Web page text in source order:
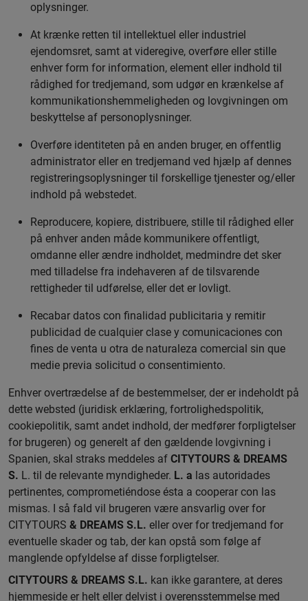
oplysninger.
At krænke retten til intellektuel eller industriel
ejendomsret, samt at videregive, overføre eller stille
enhver form for information, element eller indhold til
rådighed for tredjemand, som udgør en krænkelse af
kommunikationshemmeligheden og lovgivningen om
beskyttelse af personoplysninger.
Overføre identiteten på en anden bruger, en offentlig
administrator eller en tredjemand ved hjælp af dennes
registreringsoplysninger til forskellige tjenester og/eller
indhold på webstedet.
Reproducere, kopiere, distribuere, stille til rådighed eller
på enhver anden måde kommunikere offentligt,
omdanne eller ændre indholdet, medmindre det sker
med tilladelse fra indehaveren af de tilsvarende
rettigheder til udførelse, eller det er lovligt.
Recabar datos con finalidad publicitaria y remitir
publicidad de cualquier clase y comunicaciones con
fines de venta u otra de naturaleza comercial sin que
medie previa solicitud o consentimiento.
Enhver overtrædelse af de bestemmelser, der er indeholdt på
dette websted (juridisk erklæring, fortrolighedspolitik,
cookiepolitik, samt andet indhold, der medfører forpligtelser
for brugeren) og generelt af den gældende lovgivning i
Spanien, skal straks meddeles af CITYTOURS & DREAMS
S. L. til de relevante myndigheder. L. a las autoridades
pertinentes, comprometiéndose ésta a cooperar con las
mismas. I så fald vil brugeren være ansvarlig over for
CITYTOURS & DREAMS S.L. eller over for tredjemand for
eventuelle skader og tab, der kan opstå som følge af
manglende opfyldelse af disse forpligtelser.
CITYTOURS & DREAMS S.L. kan ikke garantere, at deres
hjemmeside er helt eller delvist i overensstemmelse med